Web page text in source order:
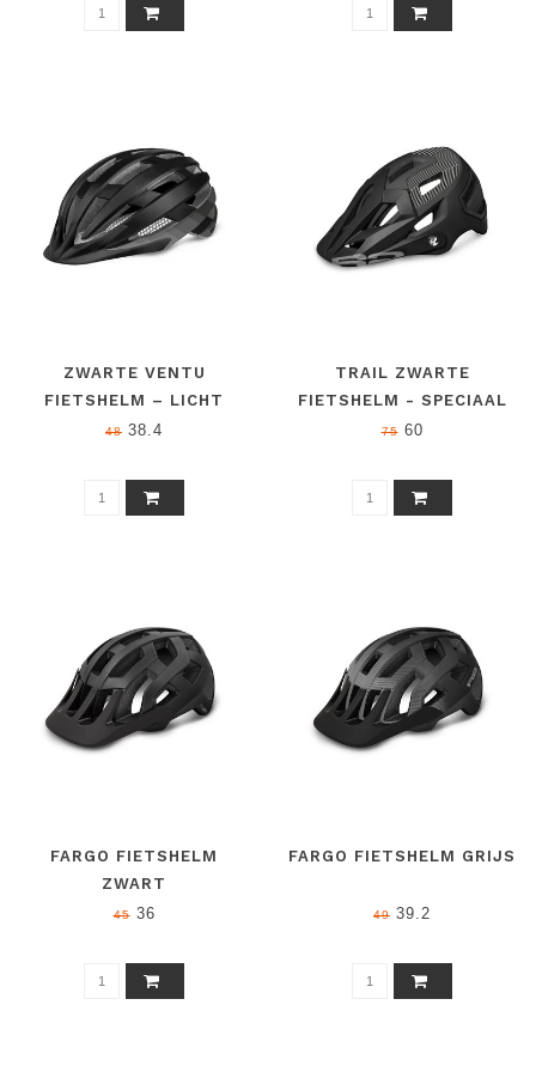
MOUNTAINBIKEN,
ZWARTE VENTU
FIETSHELM – LICHT
(240G) EN 1078,
WIELRENNEN &
MOUNTAINBIKE, AIRFLOW
48 38.4
TRAIL ZWARTE
FIETSHELM - SPECIAAL
VOOR MOUNTAINBIKEN,
ZONNEVIZIER,
VERSTELBAAR
7560
FARGO FIETSHELM
ZWART
4536
FARGO FIETSHELM GRIJS
49 39.2